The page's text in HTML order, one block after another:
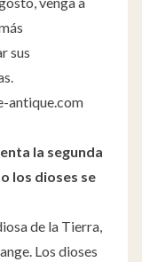
sus
antique.com
la segunda
los dioses se
de la Tierra,
Los dioses